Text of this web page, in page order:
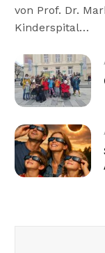
von Prof. Dr.
Kinderspital…